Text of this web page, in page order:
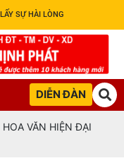
SỰ HÀI LÒNG
DIỄN ĐÀN
HOA VĂN HIỆN ĐẠI